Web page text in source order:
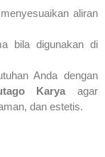
aliran
bila digunakan di
Anda dengan
Karya agar
dan estetis.